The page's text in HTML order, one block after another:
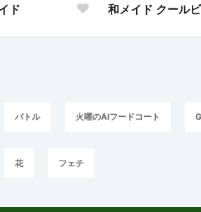
ド
バトル 火曜のAIフードコート
花 フェチ